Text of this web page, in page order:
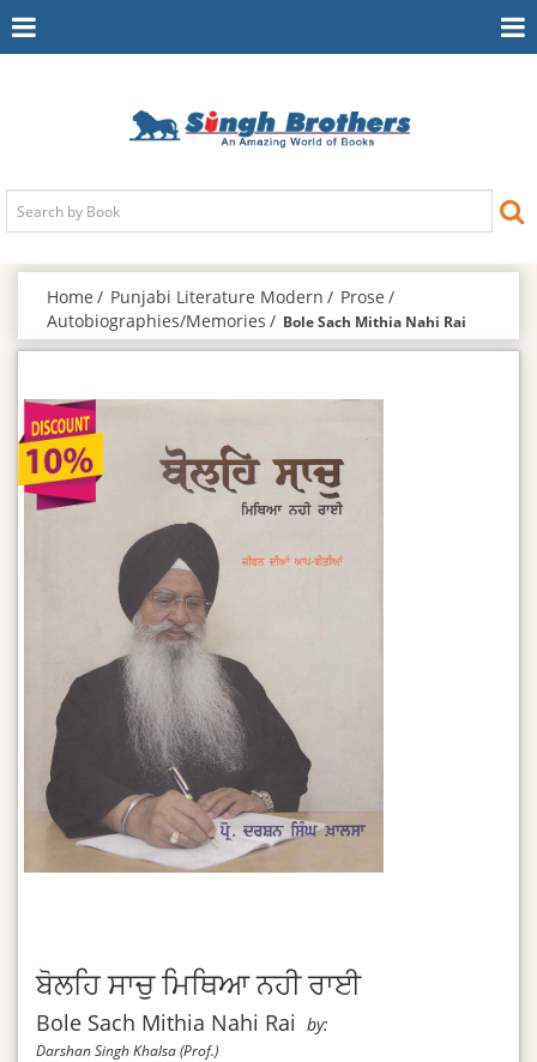
Toggle
Home Punjabi Literature Modern
Prose
Autobiographies/Memories
Bole Sach Mithia Nahi Rai
ਬੋਲਹਿ ਸਾਚੁ ਮਿਥਿਆ ਨਹੀ ਰਾਈ
Bole Sach Mithia Nahi Rai by:
Darshan Singh Khalsa (Prof.)